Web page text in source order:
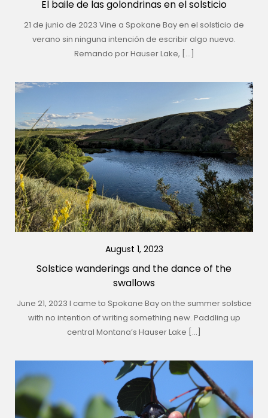
El baile de las golondrinas en el solsticio
21 de junio de 2023 Vine a Spokane Bay en el solsticio de
verano sin ninguna intención de escribir algo nuevo.
Remando por Hauser Lake, […]
August 1, 2023
Solstice wanderings and the dance of the
swallows
June 21, 2023 I came to Spokane Bay on the summer solstice
with no intention of writing something new. Paddling up
central Montana’s Hauser Lake […]